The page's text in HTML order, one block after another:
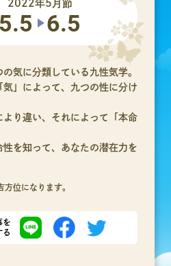
2022年5月節
5.5 6.5
気に分類している九性気学。
気」によって、九つの性に分け
より違い、それによって「本命
を知って、あなたの潜在力を
位になります。
を
る